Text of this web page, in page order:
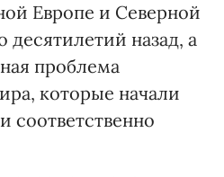
Европе и Северной
десятилетий назад, а
проблема
которые начали
соответственно